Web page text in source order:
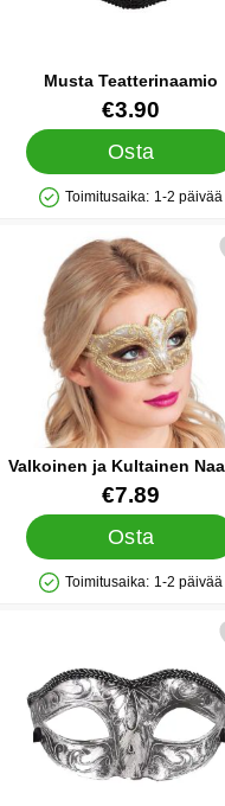
Musta Teatterinaamio
Tuote.nro 24339
€3.90
Osta
Saatavuus: Varastossa
Toimitusaika: 1-2 päivää
Valkoinen ja Kultainen
Kultaisilla
Tuote.nro 15425
€7.89
Osta
Saatavuus: Varastossa
Toimitusaika: 1-2 päivää
ja Kultainen
Merkitse metallic